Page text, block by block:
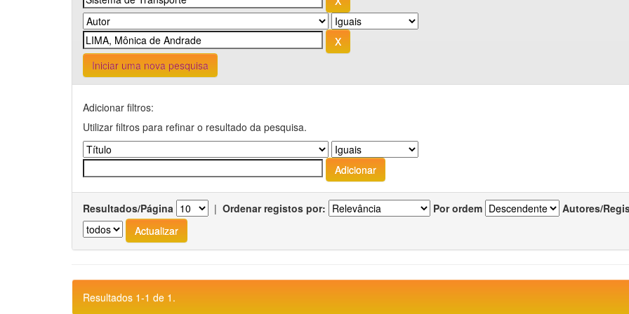
Iniciar uma nova pesquisa
Adicionar filtros:
Utilizar filtros para refinar o resultado da pesquisa.
Resultados/Página | Ordenar registos por: Por ordem Autores/
Resultados 1-1 de 1.